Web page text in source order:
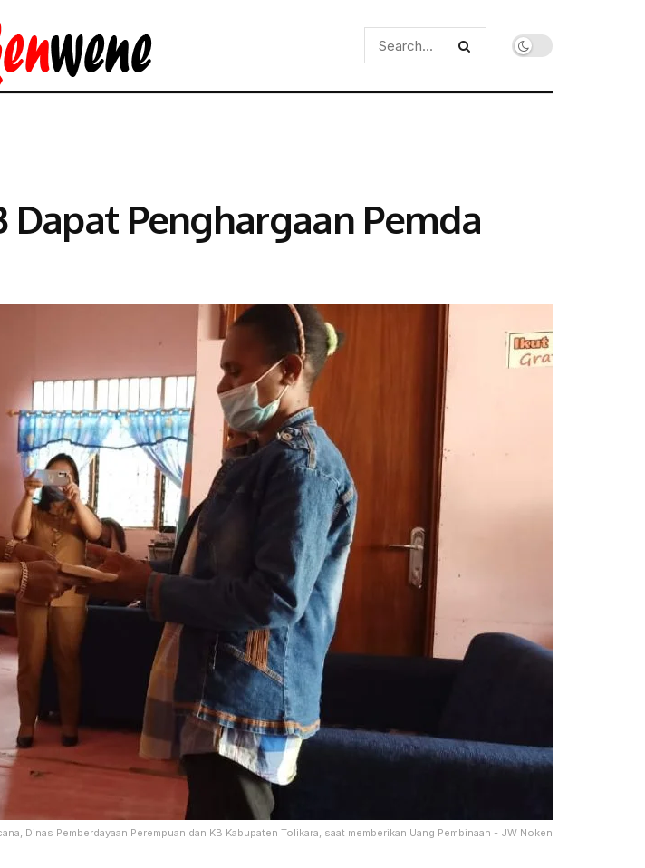
Dapat Penghargaan Pemda
Dinas Pemberdayaan Perempuan dan KB Kabupaten Tolikara, saat memberikan Uang Pembinaan - JW Noken